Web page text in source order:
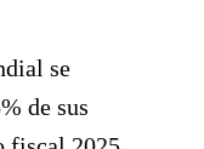
se
de sus